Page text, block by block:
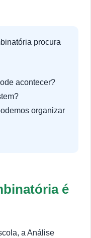
procura
acontecer?
organizar
é
a Análise